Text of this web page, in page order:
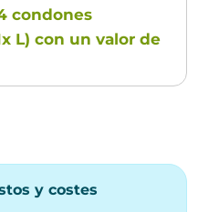
condones
L) con un valor de
y costes